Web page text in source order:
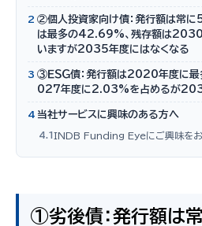
2 ②個人投資家向け債：発行額は常
は最多の42.69%、残存額は
いますが2035年度にはなくなる
3 ③ＥＳＧ債：発行額は2020年度に
027年度に2.03%を占めるが
4 当社サービスに興味のある方へ
4.1 INDB Funding Eyeにご興味をお
①劣後債：発行額は